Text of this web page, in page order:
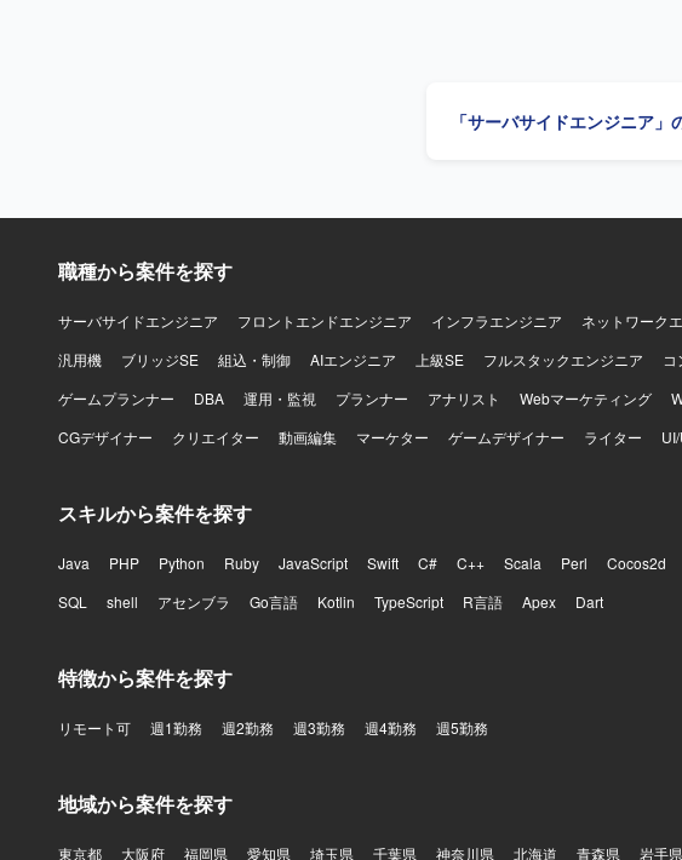
Windows、Linux、AWSを利
「サーバサイドエンジニア」
職種から案件を探す
サーバサイドエンジニア フロントエンドエンジニア インフラエンジニア ネットワーク
汎用機
ブリッジSE 組込・制御 AIエンジニア 上級SE フルスタックエンジニア コ
ゲームプランナー
DBA 運用・監視 プランナー アナリスト Webマーケティング
CGデザイナー
クリエイター 動画編集 マーケター ゲームデザイナー ライター
スキルから案件を探す
Java PHP Python Ruby JavaScript Swift C# C++ Scala Perl Cocos2d
SQL
shell アセンブラ Go言語 Kotlin TypeScript R言語 Apex Dart
特徴から案件を探す
リモート可 週1勤務 週2勤務 週3勤務 週4勤務 週5勤務
地域から案件を探す
東京都 大阪府 福岡県 愛知県 埼玉県 千葉県 神奈川県 北海道 青森県 岩手県